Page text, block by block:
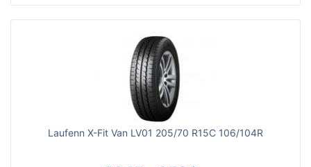
Laufenn X-Fit Van LV01 205/70 R15C 106/104R